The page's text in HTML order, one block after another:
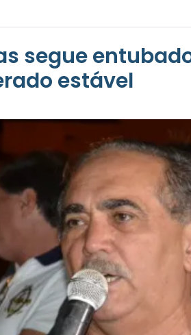
segue
estável